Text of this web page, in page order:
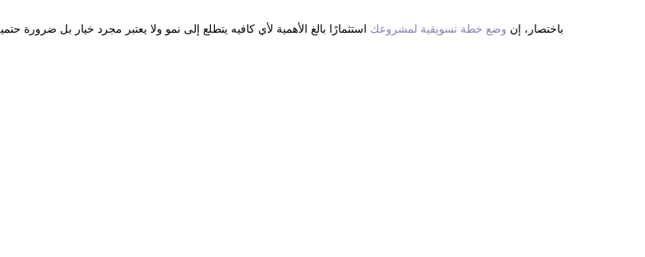
باختصار، إن وضع خطة تسويقية لمشروعك استثمارًا بالغ الأهمية لأي كافيه يتطلع إلى نمو ولا يعتبر مجرد خيار بل ضرورة